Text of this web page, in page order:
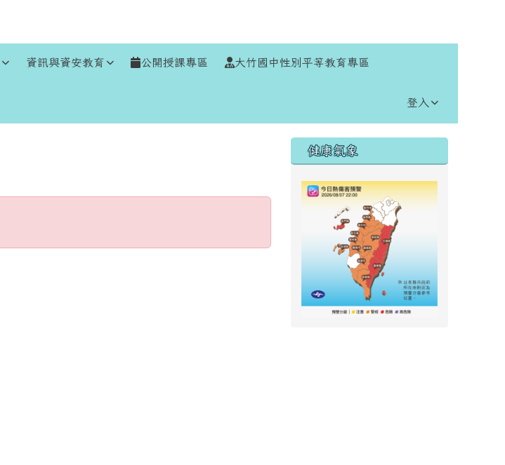
資訊與資安教育 公開授課專區 大竹國中性別平等教育專區
登入
右邊區域內容
健康氣象